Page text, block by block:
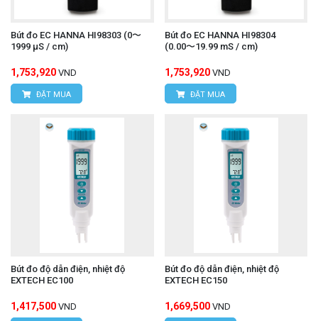
Bút đo EC HANNA HI98303 (0〜
1999 µS / cm)
1,753,920 VND
ĐẶT MUA
Bút đo EC HANNA HI98304
(0.00〜19.99 mS / cm)
1,753,920 VND
ĐẶT MUA
Bút đo độ dẫn điện, nhiệt độ
EXTECH EC100
1,417,500 VND
Bút đo độ dẫn điện, nhiệt độ
EXTECH EC150
1,669,500 VND